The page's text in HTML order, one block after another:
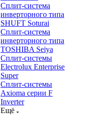
Сплит-система
инверторного типа
SHUFT Soturai
Сплит-система
инверторного типа
TOSHIBA Seiya
Сплит-системы
Electrolux Enterprise
Super
Сплит-системы
Axioma серии F
Inverter
Ещё